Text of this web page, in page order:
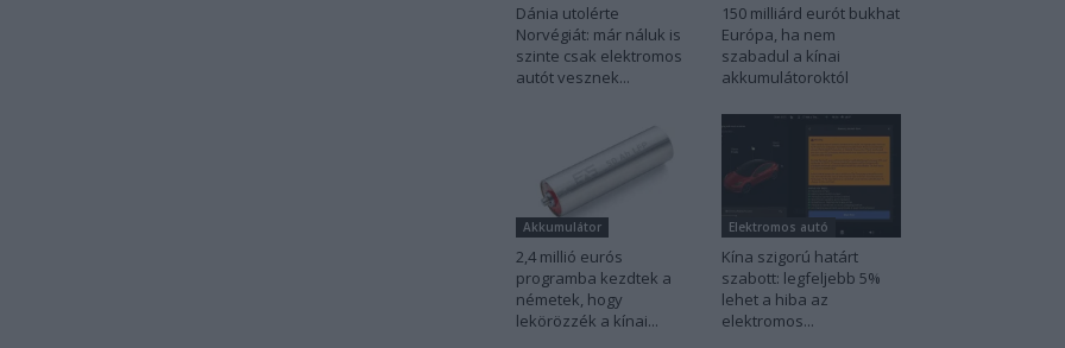
Dánia utolérte
Norvégiát: már náluk is
szinte csak elektromos
autót vesznek...
150 milliárd eurót bukhat
Európa, ha nem
szabadul a kínai
akkumulátoroktól
Akkumulátor
2,4 millió eurós
programba kezdtek a
németek, hogy
lekörözzék a kínai...
Elektromos autó
Kína szigorú határt
szabott: legfeljebb 5%
lehet a hiba az
elektromos...